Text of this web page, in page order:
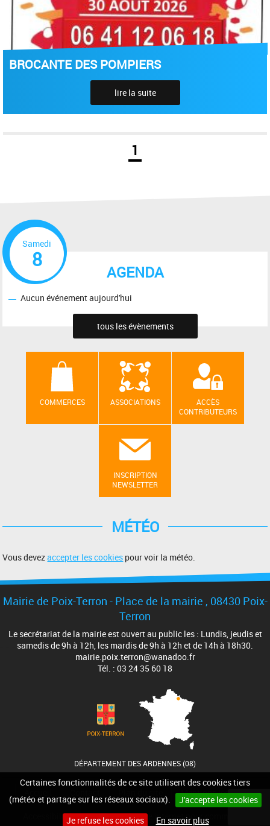
Certaines fonctionnalités de ce site utilisent des cookies tiers
(météo et partage sur les réseaux sociaux).
J'accepte les cookies
Je refuse les cookies
En savoir plus
BROCANTE DES POMPIERS
lire la suite
1
AGENDA
Samedi
8
Aucun événement aujourd'hui
tous les évènements
COMMERCES ASSOCIATIONS
ACCÈS
CONTRIBUTEURS
INSCRIPTION
NEWSLETTER
MÉTÉO
Vous devezaccepter les cookies pour voir la météo.
Mairie de Poix-Terron - Place de la mairie , 08430 Poix-
Terron
Le secrétariat de la mairie est ouvert au public les : Lundis, jeudis et
samedis de 9h à 12h, les mardis de 9h à 12h et de 14h à 18h30.
mairie.poix.terron@wanadoo.fr
Tél. : 03 24 35 60 18
DÉPARTEMENT DES ARDENNES (08)
Mentions légales
Accessibilité Cookies Site internet pour communes